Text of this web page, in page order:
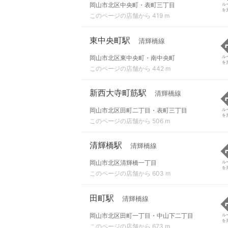
岡山市北区中央町・表町三丁目
このページの店舗から 419 m
ル
を
東中央町駅 清輝橋線
岡山市北区東中央町・南中央町
このページの店舗から 442 m
ル
を
新西大寺町筋駅 清輝橋線
岡山市北区田町二丁目・表町三丁目
このページの店舗から 506 m
ル
を
清輝橋駅 清輝橋線
岡山市北区清輝橋一丁目
このページの店舗から 603 m
ル
を
田町駅 清輝橋線
岡山市北区田町一丁目・中山下二丁目
このページの店舗から 673 m
ル
を